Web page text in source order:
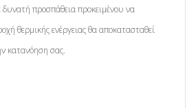
προσπάθεια προκειμένου να
θερμικής ενέργειας θα αποκατασταθεί
κατανόηση σας.